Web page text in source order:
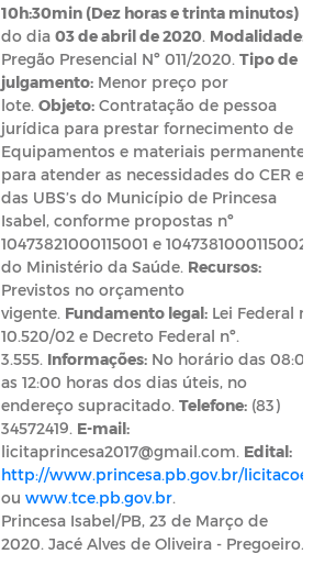
10h:30min (Dez horas e trinta minutos)
do dia 03 de abril de 2020. Modalidade:
Pregão Presencial Nº 011/2020. Tipo de
julgamento:Menor preço por
lote. Objeto:Contratação de pessoa
jurídica para prestar fornecimento de
Equipamentos e materiais permanentes
para atender as necessidades do CER e
das UBS’s do Município de Princesa
Isabel, conforme propostas nº
10473821000115001 e 1047381000115002
do Ministério da Saúde. Recursos:
Previstos no orçamento
vigente. Fundamento legal:Lei Federal nº
10.520/02 e Decreto Federal nº.
3.555. Informações:No horário das 08:00
as 12:00 horas dos dias úteis, no
endereço supracitado. Telefone:(83)
34572419. E-mail:
licitaprincesa2017@gmail.com. Edital:
http://www.princesa.pb.gov.br/licitacoes
ou www.tce.pb.gov.br.
Princesa Isabel/PB, 23 de Março de
2020. Jacé Alves de Oliveira - Pregoeiro.